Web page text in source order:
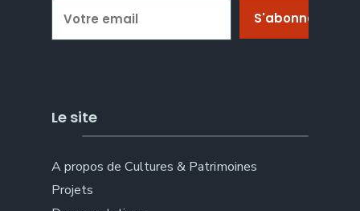
Le site
A propos de Cultures & Patrimoines
Projets